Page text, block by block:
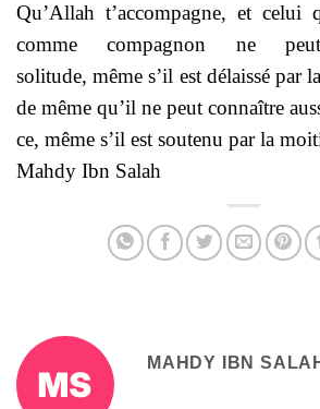
Qu’Allah t’accompagne, et celui
comme compagnon ne
solitude, même s’il est délaissé par
de même qu’il ne peut connaître
ce, même s’il est soutenu par la
Mahdy Ibn Salah
MAHDY IBN